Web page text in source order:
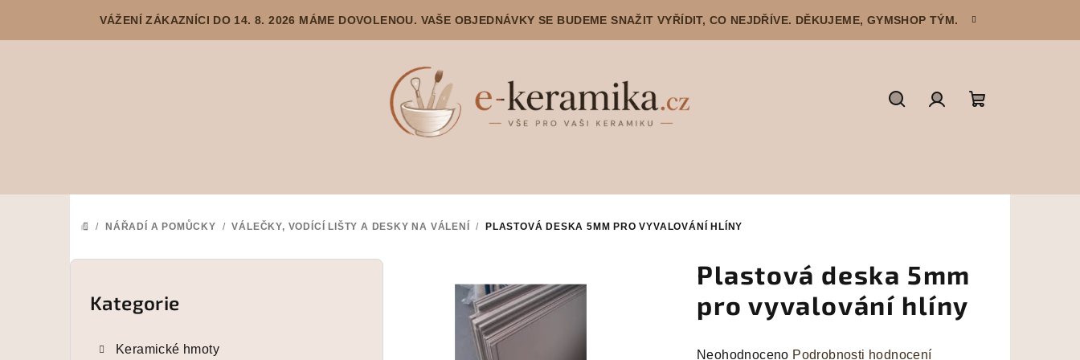
VÁŽENÍ ZÁKAZNÍCI DO 14. 8. 2026 MÁME DOVOLENOU. VAŠE OBJEDNÁVKY SE BUDEME SNAŽIT VYŘÍDIT, CO NEJDŘÍVE. DĚKUJEME, GYMSHOP TÝM.
DOMŮ
/ NÁŘADÍ A POMŮCKY / VÁLEČKY, VODÍCÍ LIŠTY A DESKY NA VÁLENÍ / PLASTOVÁ DESKA 5MM PRO VYVALOVÁNÍ HLÍNY
P
Přeskočit
Kategorie
Keramické hmoty
Plastová deska 5mm
pro vyvalování hlíny
Průměrné
Neohodnoceno Podrobnosti hodnocení